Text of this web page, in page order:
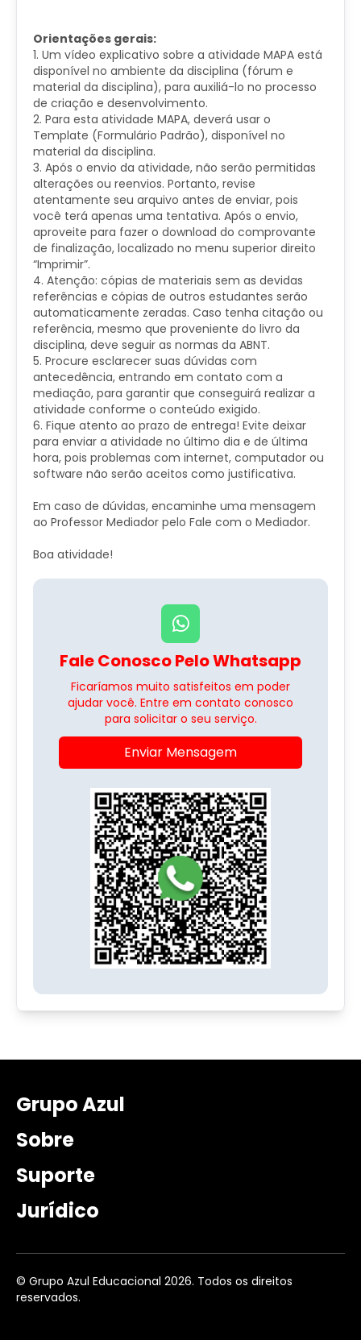
Orientações gerais:
1. Um vídeo explicativo sobre a atividade MAPA está
disponível no ambiente da disciplina (fórum e
material da disciplina), para auxiliá-lo no processo
de criação e desenvolvimento.
2. Para esta atividade MAPA, deverá usar o
Template (Formulário Padrão), disponível no
material da disciplina.
3. Após o envio da atividade, não serão permitidas
alterações ou reenvios. Portanto, revise
atentamente seu arquivo antes de enviar, pois
você terá apenas uma tentativa. Após o envio,
aproveite para fazer o download do comprovante
de finalização, localizado no menu superior direito
“Imprimir”.
4. Atenção: cópias de materiais sem as devidas
referências e cópias de outros estudantes serão
automaticamente zeradas. Caso tenha citação ou
referência, mesmo que proveniente do livro da
disciplina, deve seguir as normas da ABNT.
5. Procure esclarecer suas dúvidas com
antecedência, entrando em contato com a
mediação, para garantir que conseguirá realizar a
atividade conforme o conteúdo exigido.
6. Fique atento ao prazo de entrega! Evite deixar
para enviar a atividade no último dia e de última
hora, pois problemas com internet, computador ou
software não serão aceitos como justificativa.
Em caso de dúvidas, encaminhe uma mensagem
ao Professor Mediador pelo Fale com o Mediador.
Boa atividade!
Fale Conosco Pelo Whatsapp
Ficaríamos muito satisfeitos em poder
ajudar você. Entre em contato conosco
para solicitar o seu serviço.
Enviar Mensagem
Grupo Azul
Sobre
Suporte
Jurídico
© Grupo Azul Educacional 2026. Todos os direitos
reservados.